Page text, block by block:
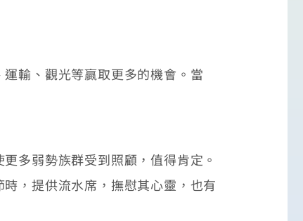
輸、觀光等贏取更多的機會。當
多弱勢族群受到照顧，值得肯定。
，提供流水席，撫慰其心靈，也有